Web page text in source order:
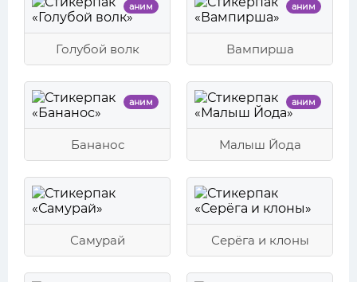
аним
Голубой волк
аним
Вампирша
аним
Бананос
аним
Малыш Йода
Самурай Серёга и клоны